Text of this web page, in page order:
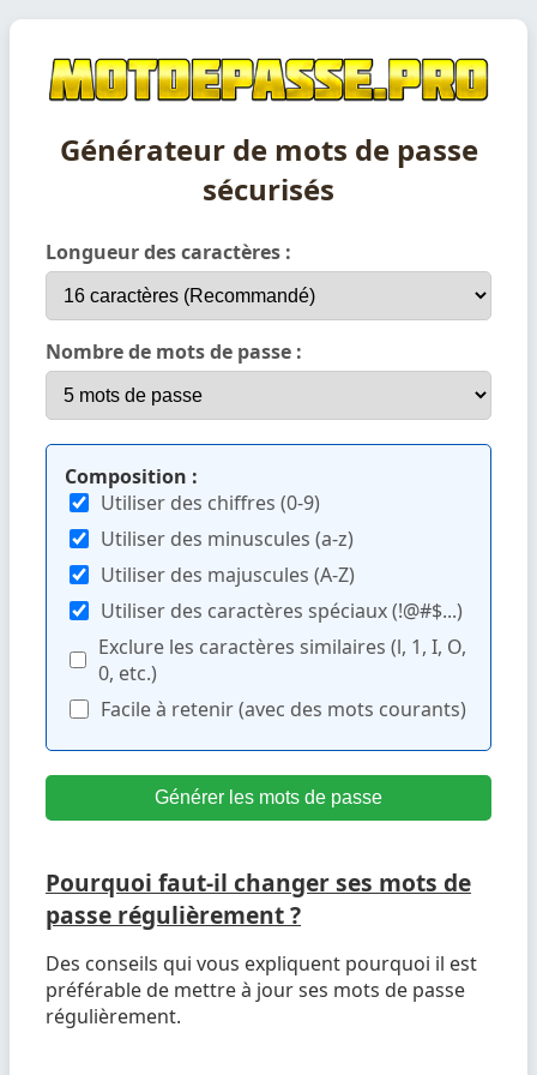
Générateur de mots de passe
sécurisés
Longueur des caractères :
Nombre de mots de passe :
Composition :
Utiliser des chiffres (0-9)
Utiliser des minuscules (a-z)
Utiliser des majuscules (A-Z)
Utiliser des caractères spéciaux (!@#$...)
Exclure les caractères similaires (l, 1, I, O,
0, etc.)
Facile à retenir (avec des mots courants)
Générer les mots de passe
Pourquoi faut-il changer ses mots de
passe régulièrement ?
Des conseils qui vous expliquent pourquoi il est
préférable de mettre à jour ses mots de passe
régulièrement.